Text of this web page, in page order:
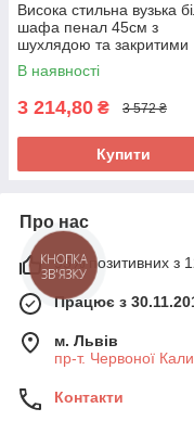
Висока стильна вузька
шафа пенал 45см з
шухлядою та закритими
полицями для книг речей
вітальню зал дитячу ПЛ-1
Еверест Лайт
В наявності
3 214,80 ₴ 3 572 ₴
Купити
Про нас
95% позитивних з
Працює з
м. Львів
пр-т. Червоної
Контакти
КНОПКА
ЗВ'ЯЗКУ